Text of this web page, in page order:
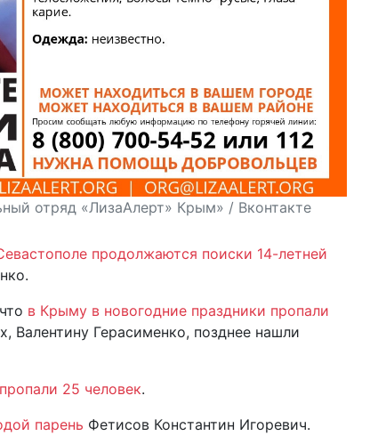
отряд «ЛизаАлерт» Крым» / Вконтакте
продолжаются поиски 14-летней
в Крыму в новогодние праздники пропали
Валентину Герасименко, позднее нашли
25 человек.
парень Фетисов Константин Игоревич.